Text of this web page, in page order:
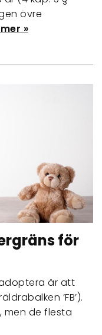
övre
»
för
är att
’FB’).
men de flesta